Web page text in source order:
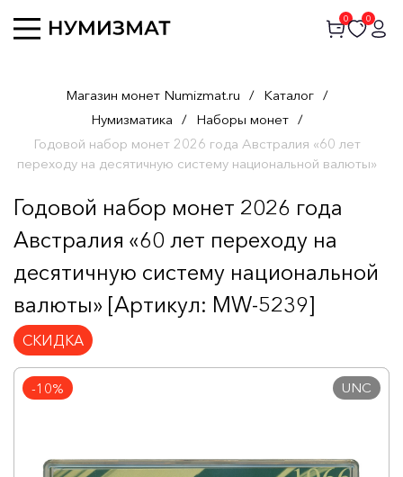
0 0
Магазин монет Numizmat.ru / Каталог /
Нумизматика / Наборы монет /
Годовой набор монет 2026 года Австралия «60 лет
переходу на десятичную систему национальной валюты»
Годовой набор монет 2026 года
Австралия «60 лет переходу на
десятичную систему национальной
валюты» [Артикул: MW-5239]
СКИДКА
-10% UNC